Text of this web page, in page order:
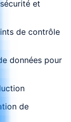
et
de contrôle
données pour
de